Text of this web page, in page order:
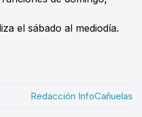
el sábado al mediodía.
Redacción InfoCañuelas